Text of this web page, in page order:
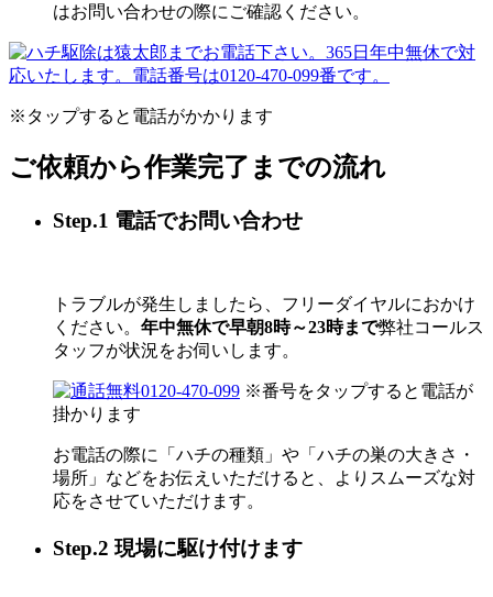
はお問い合わせの際にご確認ください。
※タップすると電話がかかります
ご依頼から作業完了までの流れ
Step.1 電話でお問い合わせ
トラブルが発生しましたら、フリーダイヤルにおかけ
ください。 年中無休で早朝8時～23時まで弊社コールス
タッフが状況をお伺いします。
0120-470-099 ※番号をタップすると電話が
掛かります
お電話の際に「ハチの種類」や「ハチの巣の大きさ・
場所」などをお伝えいただけると、よりスムーズな対
応をさせていただけます。
Step.2 現場に駆け付けます